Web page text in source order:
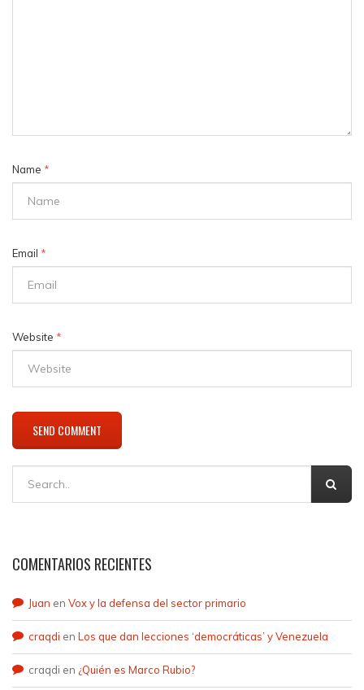
Name *
Email *
Website *
COMENTARIOS RECIENTES
Juan en Vox y la defensa del sector primario
craqdi en Los que dan lecciones ‘democráticas’ y Venezuela
craqdi en ¿Quién es Marco Rubio?